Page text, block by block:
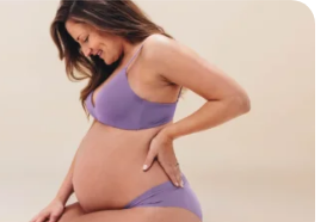
o pravilnoj nezi, dojenju i prvim
ulozi koja te čeka.